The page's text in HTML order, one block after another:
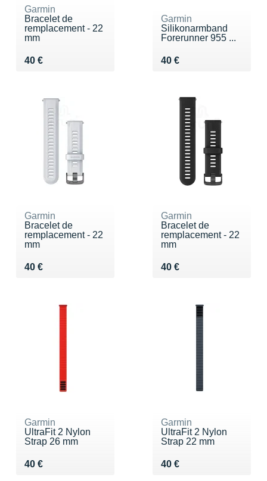
Garmin
Bracelet de
remplacement - 22
mm
40 €
Vendu 40 €
Garmin
Silikonarmband
Forerunner 955 ...
40 €
Vendu 40 €
Garmin
Bracelet de
remplacement - 22
mm
40 €
Vendu 40 €
Garmin
Bracelet de
remplacement - 22
mm
40 €
Vendu 40 €
Garmin
UltraFit 2 Nylon
Strap 26 mm
40 €
Vendu 40 €
Garmin
UltraFit 2 Nylon
Strap 22 mm
40 €
Vendu 40 €